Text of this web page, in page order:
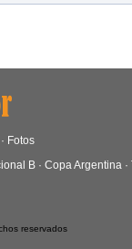
· Fotos
B · Copa Argentina ·
reservados